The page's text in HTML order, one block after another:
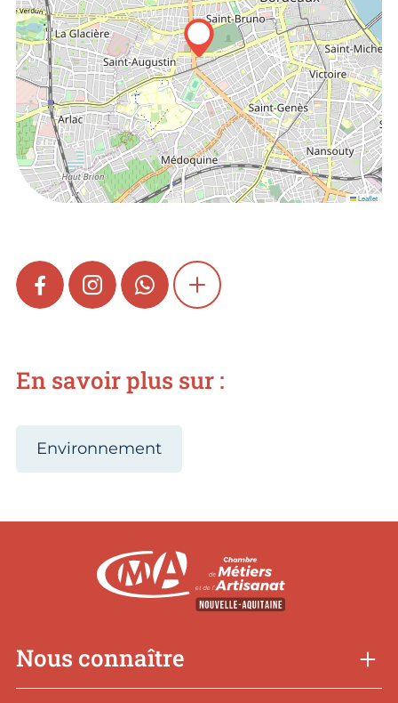
Leaflet
FACEBOOKINSTAGRAMWHATSAPPSHOW MORE
En savoir plus sur :
Environnement
Nous connaître